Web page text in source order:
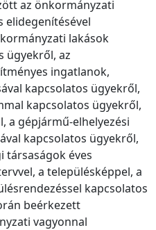
az önkormányzati
elidegenítésével
lakások
ügyekről, az
ingatlanok,
kapcsolatos ügyekről,
kapcsolatos ügyekről,
a gépjármű-elhelyezési
kapcsolatos ügyekről,
társaságok éves
a településképpel, a
kapcsolatos
beérkezett
vagyonnal